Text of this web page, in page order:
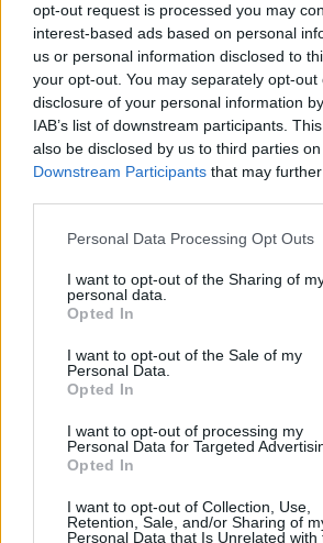
opt-out request is processed you may
interest-based ads based on personal
us or personal information disclosed to
your opt-out. You may separately opt-
disclosure of your personal information
IAB’s list of downstream participants.
also be disclosed by us to third parties
Downstream Participants that may
Please note that this website/app uses
not limited to your visit or usage
grant or deny consent to Google and its
use your data for below specified
consent section.
Personal Data Processing Opt Outs
I want to opt-out of the Sharing of
personal data.
Opted In
I want to opt-out of the Sale of my
Personal Data.
Opted In
I want to opt-out of processing my
Personal Data for Targeted
Opted In
I want to opt-out of Collection, Use,
Retention, Sale, and/or Sharing of
Personal Data that Is Unrelated with
Οι πρόσφατες συμφωνίες της
Nvidia βρίσκονται επίσης στο
Για παράδειγμα, η Nvidia θα
100 δισ. δολάρια στην OpenAI,
αναπτύξει μια σειρά από data
δεσμεύτηκε ότι θα εξοπλίσει
με chips της Nvidia.
και με την AMD. Θα αναπτύξει
ισχύος 6 GW με ολοκληρωμένα
εταιρείας που ήταν στο
της Intel και είναι σήμερα
αποκτήσει υπό όρους έως και το
Μάλιστα, ένας από τους όρους
υλοποίηση αυτής της επένδυσης
της AMD να φτάσει τα 600